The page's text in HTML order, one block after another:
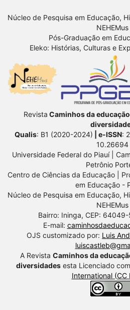
Núcleo de Pesquisa em Educação,
NEHEMus
Pós-Graduação em
Eleko: Histórias, Culturas e
Revista Caminhos da
Qualis: B1 (2020-2024) | e-ISSN:
10.26694
Universidade Federal do Piauí |
Petrônio
Centro de Ciências da Educação |
em Educação -
Núcleo de Pesquisa em Educação,
NEHEMus
Bairro: Ininga, CEP:
E-mail:
OJS customizado por: Luis
A Revista Caminhos da
diversidadesesta Licenciado com
International (CC